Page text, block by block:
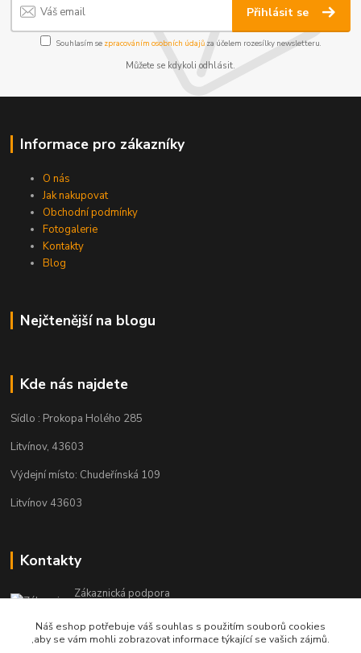
Přihlásit se
Souhlasím se zpracováním osobních údajůza účelem rozesílky newsletteru.
Můžete se kdykoli odhlásit.
Informace pro zákazníky
O nás
Jak nakupovat
Obchodní podmínky
Fotogalerie
Kontakty
Blog
Nejčtenější na blogu
Kde nás najdete
Sídlo : Prokopa Holého 285
Litvínov, 43603
Výdejní místo: Chudeřínská 109
Litvínov 43603
Kontakty
Zákaznická podpora
(Po-Pá, 8-16 hod.)
Náš eshop potřebuje váš souhlas s použitím souborů cookies
,aby se vám mohli zobrazovat informace týkající se vašich zájmů.